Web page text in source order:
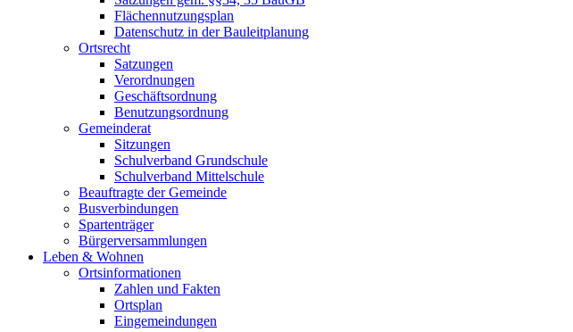
Flächennutzungsplan
Datenschutz in der Bauleitplanung
Ortsrecht
Satzungen
Verordnungen
Geschäftsordnung
Benutzungsordnung
Gemeinderat
Sitzungen
Schulverband Grundschule
Schulverband Mittelschule
Beauftragte der Gemeinde
Busverbindungen
Spartenträger
Bürgerversammlungen
Leben & Wohnen
Ortsinformationen
Zahlen und Fakten
Ortsplan
Eingemeindungen